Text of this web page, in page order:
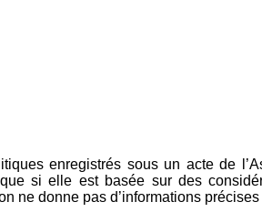
enregistrés sous un acte de
si elle est basée sur des
ne donne pas d’informations